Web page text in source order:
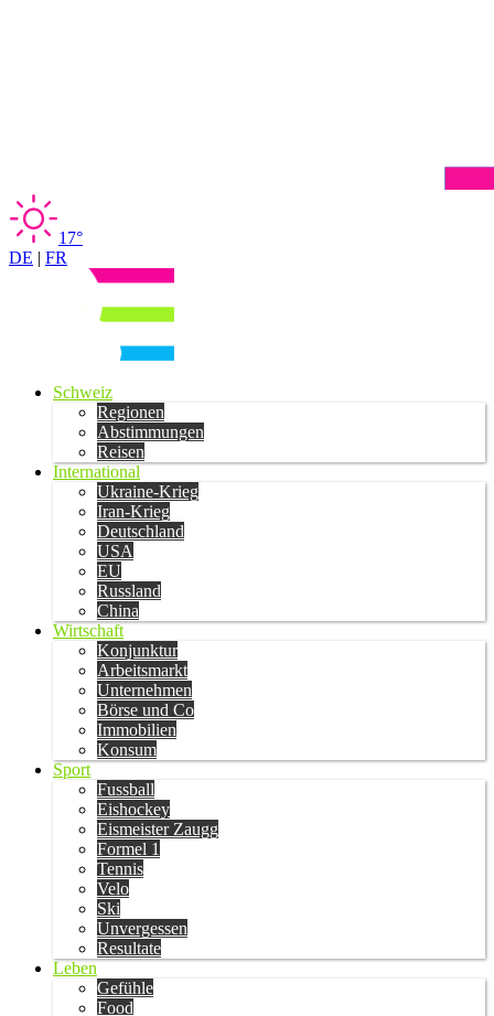
17°
DE | FR
Schweiz
Regionen
Abstimmungen
Reisen
International
Ukraine-Krieg
Iran-Krieg
Deutschland
USA
EU
Russland
China
Wirtschaft
Konjunktur
Arbeitsmarkt
Unternehmen
Börse und Co
Immobilien
Konsum
Sport
Fussball
Eishockey
Eismeister Zaugg
Formel 1
Tennis
Velo
Ski
Unvergessen
Resultate
Leben
Gefühle
Food